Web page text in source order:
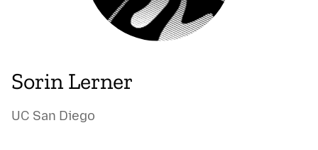
Sorin Lerner
UC San Diego